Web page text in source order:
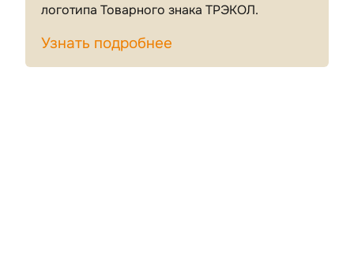
логотипа Товарного знака ТРЭКОЛ.
Узнать подробнее